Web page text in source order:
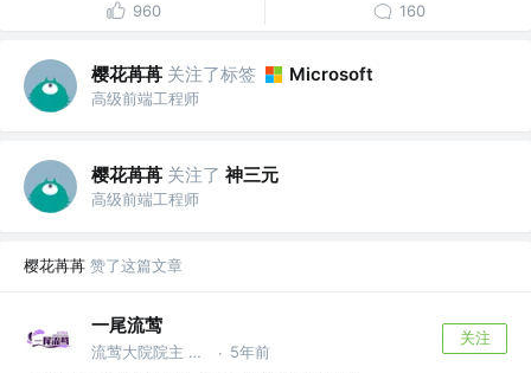
960 160
樱花苒苒 关注了标签 Microsoft
高级前端工程师
樱花苒苒 关注了 神三元
高级前端工程师
樱花苒苒 赞了这篇文章
一尾流莺
流莺大院院主 @www.warblerfe.top · 5年前
关注